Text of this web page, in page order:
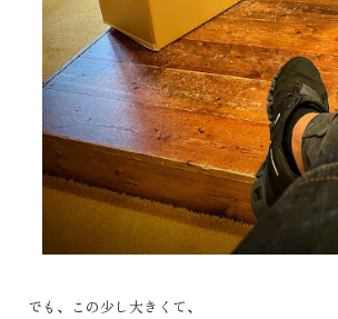
でも、この少し大きくて、